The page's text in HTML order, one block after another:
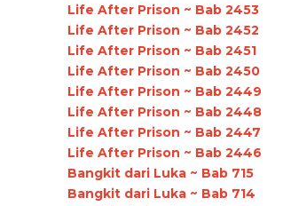
Life After Prison ~ Bab 2453
Life After Prison ~ Bab 2452
Life After Prison ~ Bab 2451
Life After Prison ~ Bab 2450
Life After Prison ~ Bab 2449
Life After Prison ~ Bab 2448
Life After Prison ~ Bab 2447
Life After Prison ~ Bab 2446
Bangkit dari Luka ~ Bab 715
Bangkit dari Luka ~ Bab 714